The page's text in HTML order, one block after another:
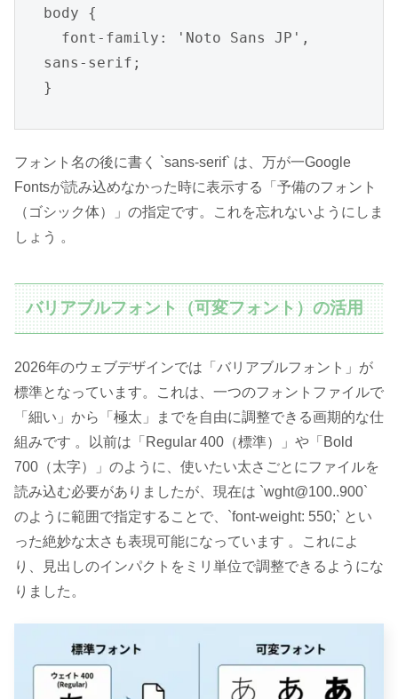
body {
sans-serif;
}
フォント名の後に書く `sans-serif` は、万が一Google
Fontsが読み込めなかった時に表示する「予備のフォント
（ゴシック体）」の指定です。これを忘れないようにしま
しょう 。
バリアブルフォント（可変フォント）の活用
2026年のウェブデザインでは「バリアブルフォント」が
標準となっています。これは、一つのフォントファイルで
「細い」から「極太」までを自由に調整できる画期的な仕
組みです 。以前は「Regular 400（標準）」や「Bold
700（太字）」のように、使いたい太さごとにファイルを
読み込む必要がありましたが、現在は `wght@100..900`
のように範囲で指定することで、`font-weight: 550;` とい
った絶妙な太さも表現可能になっています 。これによ
り、見出しのインパクトをミリ単位で調整できるようにな
りました。